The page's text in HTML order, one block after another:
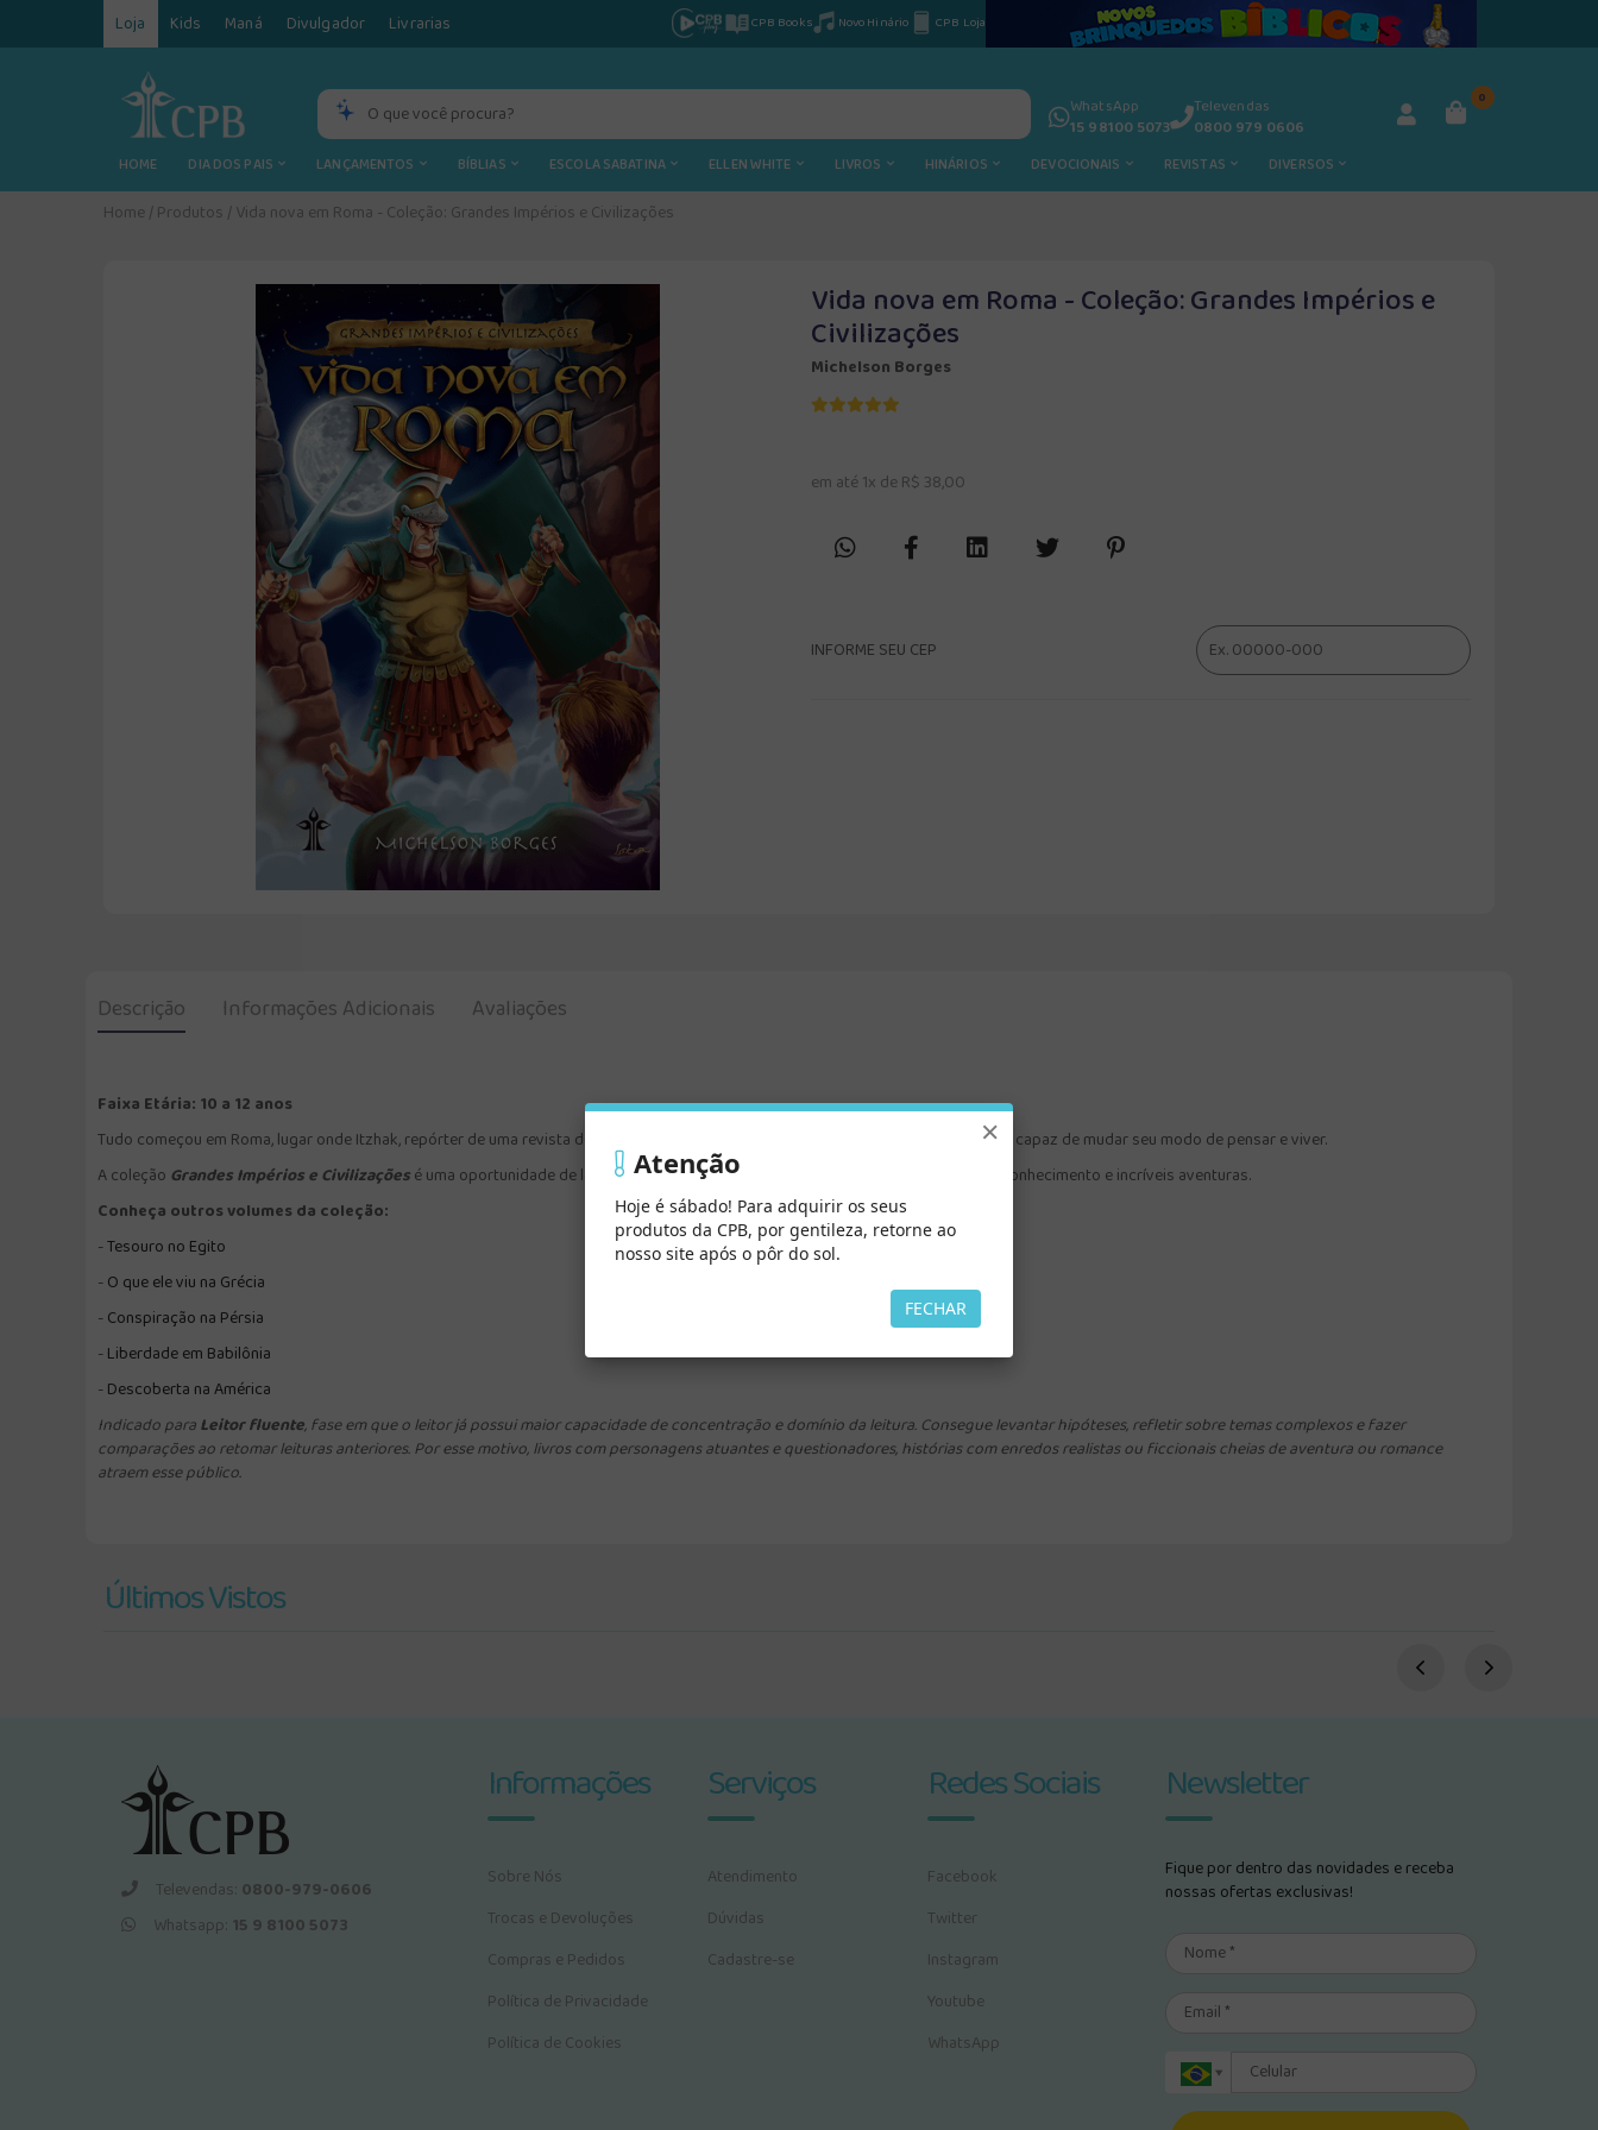
Loja Kids Maná Divulgador Livrarias CPB Books Novo Hinário CPB Loja
WhatsApp
15 98100 5073
Televendas
0800 979 0606
0
HOME DIA DOS PAIS LANÇAMENTOS BÍBLIAS ESCOLA SABATINA ELLEN WHITE LIVROS HINÁRIOS DEVOCIONAIS REVISTAS DIVERSOS
Home /Produtos /Vida nova em Roma - Coleção: Grandes Impérios e Civilizações
Vida nova em Roma - Coleção: Grandes Impérios e
Civilizações
Michelson Borges
em até 1x de R$ 38,00
INFORME SEU CEP
Descrição Informações Adicionais Avaliações
Faixa Etária: 10 a 12 anos
Tudo começou em Roma, lugar onde Itzhak, repórter de uma revista de Israel, conheceu um homem misterioso que lhe revelou algo capaz de mudar seu modo de pensar e viver.
A coleção Grandes Impérios e Civilizaçõesé uma oportunidade de leitura imperdível para quem gosta de boas histórias, muito conhecimento e incríveis aventuras.
Conheça outros volumes da coleção:
-Tesouro no Egito
-O que ele viu na Grécia
-Conspiração na Pérsia
-Liberdade em Babilônia
-Descoberta na América
Indicado paraLeitor fluente, fase em que o leitor já possui maior capacidade de concentração e domínio da leitura. Consegue levantar hipóteses, refletir sobre temas complexos e fazer
comparações ao retomar leituras anteriores. Por esse motivo, livros com personagens atuantes e questionadores, histórias com enredos realistas ou ficcionais cheias de aventura ou romance
atraem esse público.
Últimos Vistos
Televendas: 0800-979-0606
Whatsapp: 15 9 8100 5073
Informações
Sobre Nós
Trocas e Devoluções
Compras e Pedidos
Política de Privacidade
Política de Cookies
Serviços
Atendimento
Dúvidas
Cadastre-se
Redes Sociais
Facebook
Twitter
Instagram
Youtube
WhatsApp
Newsletter
Fique por dentro das novidades e receba
nossas ofertas exclusivas!
×
Atenção
Hoje é sábado! Para adquirir os seus
produtos da CPB, por gentileza, retorne ao
nosso site após o pôr do sol.
FECHAR